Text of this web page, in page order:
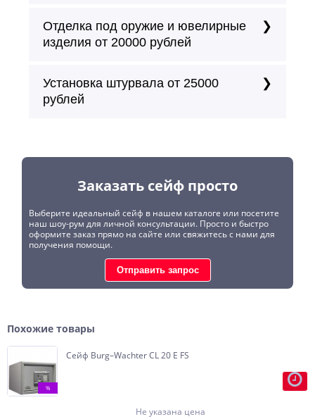
ткань, кожу, RAL, алькантру, замшу,
Отделка под оружие и ювелирные
изделия от 20000 рублей
Установка штурвала от 25000
рублей
Заказать сейф просто
Выберите идеальный сейф в нашем каталоге или посетите
наш шоу-рум для личной консультации. Просто и быстро
оформите заказ прямо на сайте или свяжитесь с нами для
получения помощи.
Отправить запрос
Похожие товары
%
Сейф Burg–Wachter CL 20 E FS
Не указана цена